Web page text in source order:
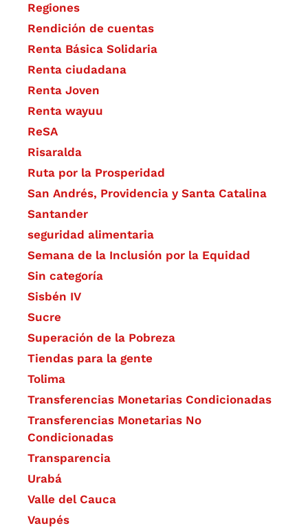
Regiones
Rendición de cuentas
Renta Básica Solidaria
Renta ciudadana
Renta Joven
Renta wayuu
ReSA
Risaralda
Ruta por la Prosperidad
San Andrés, Providencia y Santa Catalina
Santander
seguridad alimentaria
Semana de la Inclusión por la Equidad
Sin categoría
Sisbén IV
Sucre
Superación de la Pobreza
Tiendas para la gente
Tolima
Transferencias Monetarias Condicionadas
Transferencias Monetarias No
Condicionadas
Transparencia
Urabá
Valle del Cauca
Vaupés